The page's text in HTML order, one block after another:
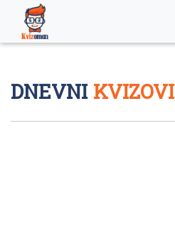
content
DNEVNI KVIZOVI